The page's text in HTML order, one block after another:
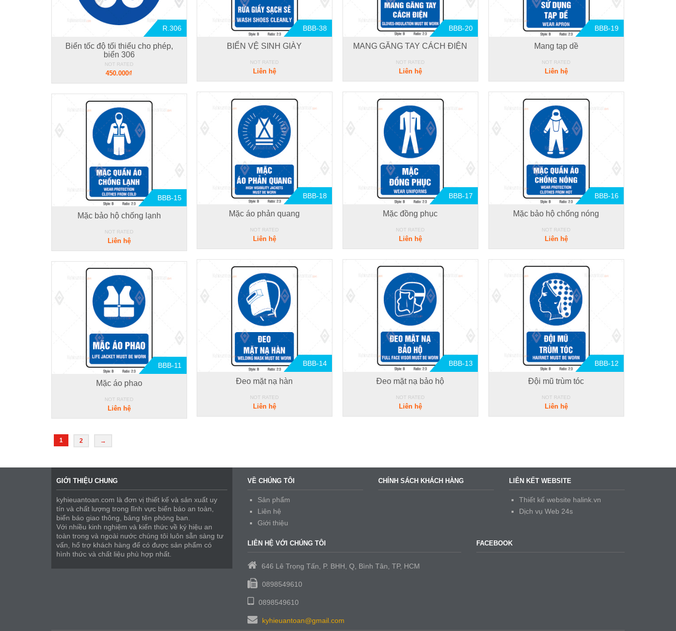
R.306
Biển tốc độ tối thiểu cho phép,
biển 306
NOT RATED
450.000₫
BBB-38
BIỂN VỆ SINH GIÀY
NOT RATED
Liên hệ
BBB-20
MANG GĂNG TAY CÁCH ĐIỆN
NOT RATED
Liên hệ
BBB-19
Mang tạp dề
NOT RATED
Liên hệ
BBB-18
Mặc áo phản quang
NOT RATED
Liên hệ
BBB-17
Mặc đồng phục
NOT RATED
Liên hệ
BBB-16
Mặc bảo hộ chống nóng
NOT RATED
Liên hệ
BBB-15
Mặc bảo hộ chống lạnh
NOT RATED
Liên hệ
BBB-14
Đeo mặt nạ hàn
NOT RATED
Liên hệ
BBB-13
Đeo mặt nạ bảo hộ
NOT RATED
Liên hệ
BBB-12
Đội mũ trùm tóc
NOT RATED
Liên hệ
BBB-11
Mặc áo phao
NOT RATED
Liên hệ
1 2 →
GIỚI THIỆU CHUNG
kyhieuantoan.com là đơn vị thiết kế và sản xuất uy
tín và chất lượng trong lĩnh vực biển báo an toàn,
biển báo giao thông, bảng tên phòng ban.
Với nhiều kinh nghiệm và kiến thức về ký hiệu an
toàn trong và ngoài nước chúng tôi luôn sẵn sàng tư
vấn, hổ trợ khách hàng để có được sản phẩm có
hình thức và chất liệu phù hợp nhất.
VỀ CHÚNG TÔI
Sản phẩm
Liên hệ
Giới thiệu
CHÍNH SÁCH KHÁCH HÀNG LIÊN KẾT WEBSITE
Thiết kế website halink.vn
Dịch vụ Web 24s
LIÊN HỆ VỚI CHÚNG TÔI
646 Lê Trọng Tấn, P. BHH, Q, Bình Tân, TP, HCM
0898549610
0898549610
kyhieuantoan@gmail.com
FACEBOOK